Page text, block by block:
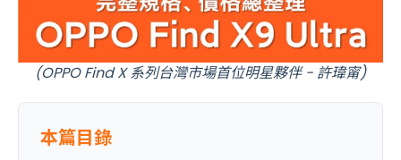
(OPPO Find X 系列台灣市場首位明星夥伴 - 許瑋甯)
本篇目錄